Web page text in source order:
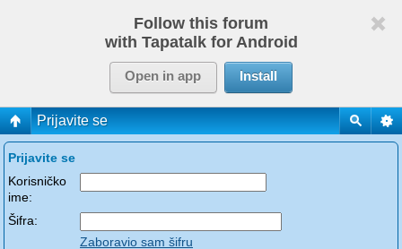
Follow this forum
with Tapatalk for Android
Open in app Install
Prijavite se
Prijavite se
Korisničko
ime:
Šifra:
Zaboravio sam šifru